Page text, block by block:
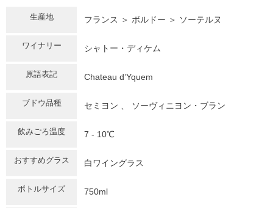
生産地 フランス ＞ ボルドー ＞ ソーテルヌ
ワイナリー シャトー・ディケム
原語表記 Chateau d’Yquem
ブドウ品種 セミヨン 、 ソーヴィニヨン・ブラン
飲みごろ温度 7 - 10℃
おすすめグラス 白ワイングラス
ボトルサイズ 750ml